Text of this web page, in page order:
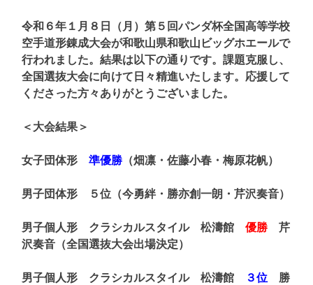
令和６年１月８日（月）第５回パンダ杯全国高等学校
空手道形錬成大会が和歌山県和歌山ビッグホエールで
行われました。結果は以下の通りです。課題克服し、
全国選抜大会に向けて日々精進いたします。応援して
くださった方々ありがとうございました。
＜大会結果＞
女子団体形 準優勝 （畑凛・佐藤小春・梅原花帆）
男子団体形 ５位（今勇絆・勝亦創一朗・芹沢奏音）
男子個人形 クラシカルスタイル 松濤館 優勝 芹
沢奏音（全国選抜大会出場決定）
男子個人形 クラシカルスタイル 松濤館 ３位 勝